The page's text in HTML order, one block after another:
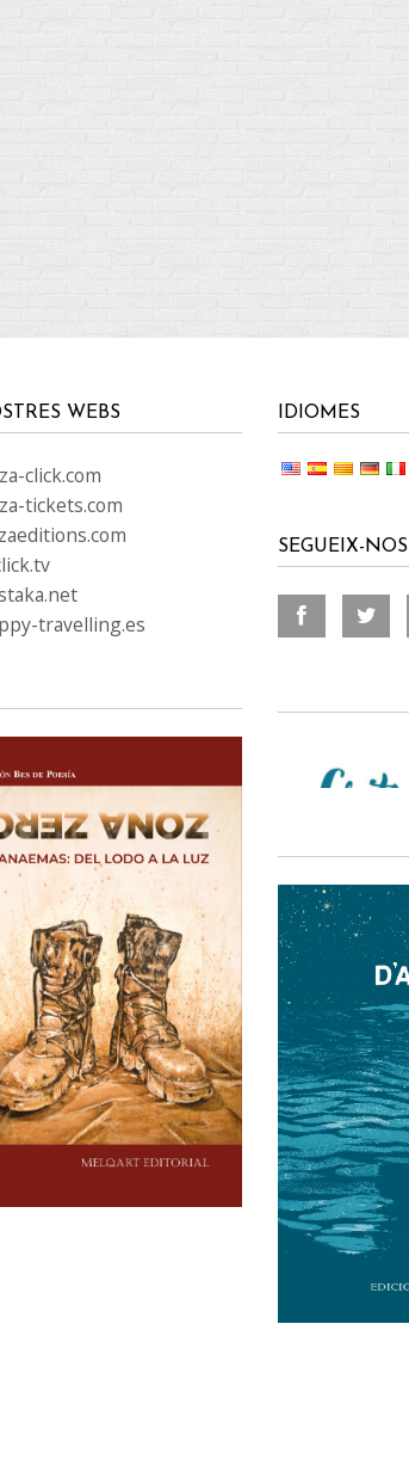
WEBS
click.com
tickets.com
travelling.es
IDIOMES
SEGUEIX-NOS